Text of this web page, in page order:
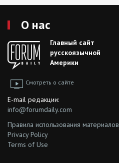
О нас
Главный сайт
русскоязычной
Америки
Смотреть о сайте
E-mail редакции:
info@forumdaily.com
Правила использования материалов
Privacy Policy
Terms of Use